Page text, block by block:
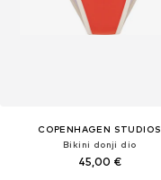
COPENHAGEN STUDIOS
Bikini donji dio
45,00 €